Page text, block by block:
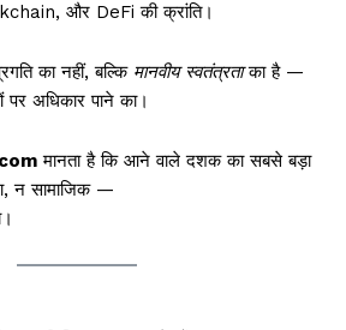
और DeFi की क्रांति।
का नहीं, बल्कि मानवीय स्वतंत्रताका है —
अधिकार पाने का।
मानता है कि आने वाले दशक का सबसे बड़ा
न सामाजिक —